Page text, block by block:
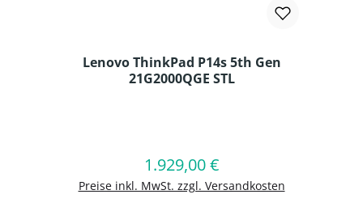
Lenovo ThinkPad P14s 5th Gen
21G2000QGE STL
Regulärer Preis:
1.929,00 €
Preise inkl. MwSt. zzgl. Versandkosten
In den Warenkorb